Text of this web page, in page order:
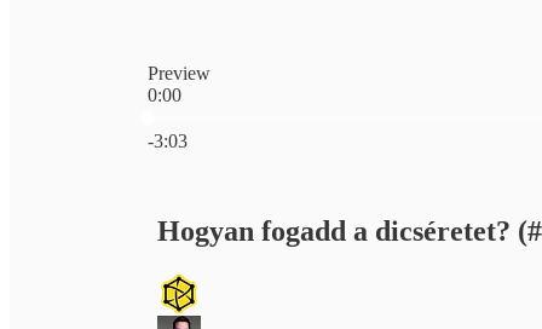
Preview
0:00
-3:03
Hogyan fogadd a dicséretet?